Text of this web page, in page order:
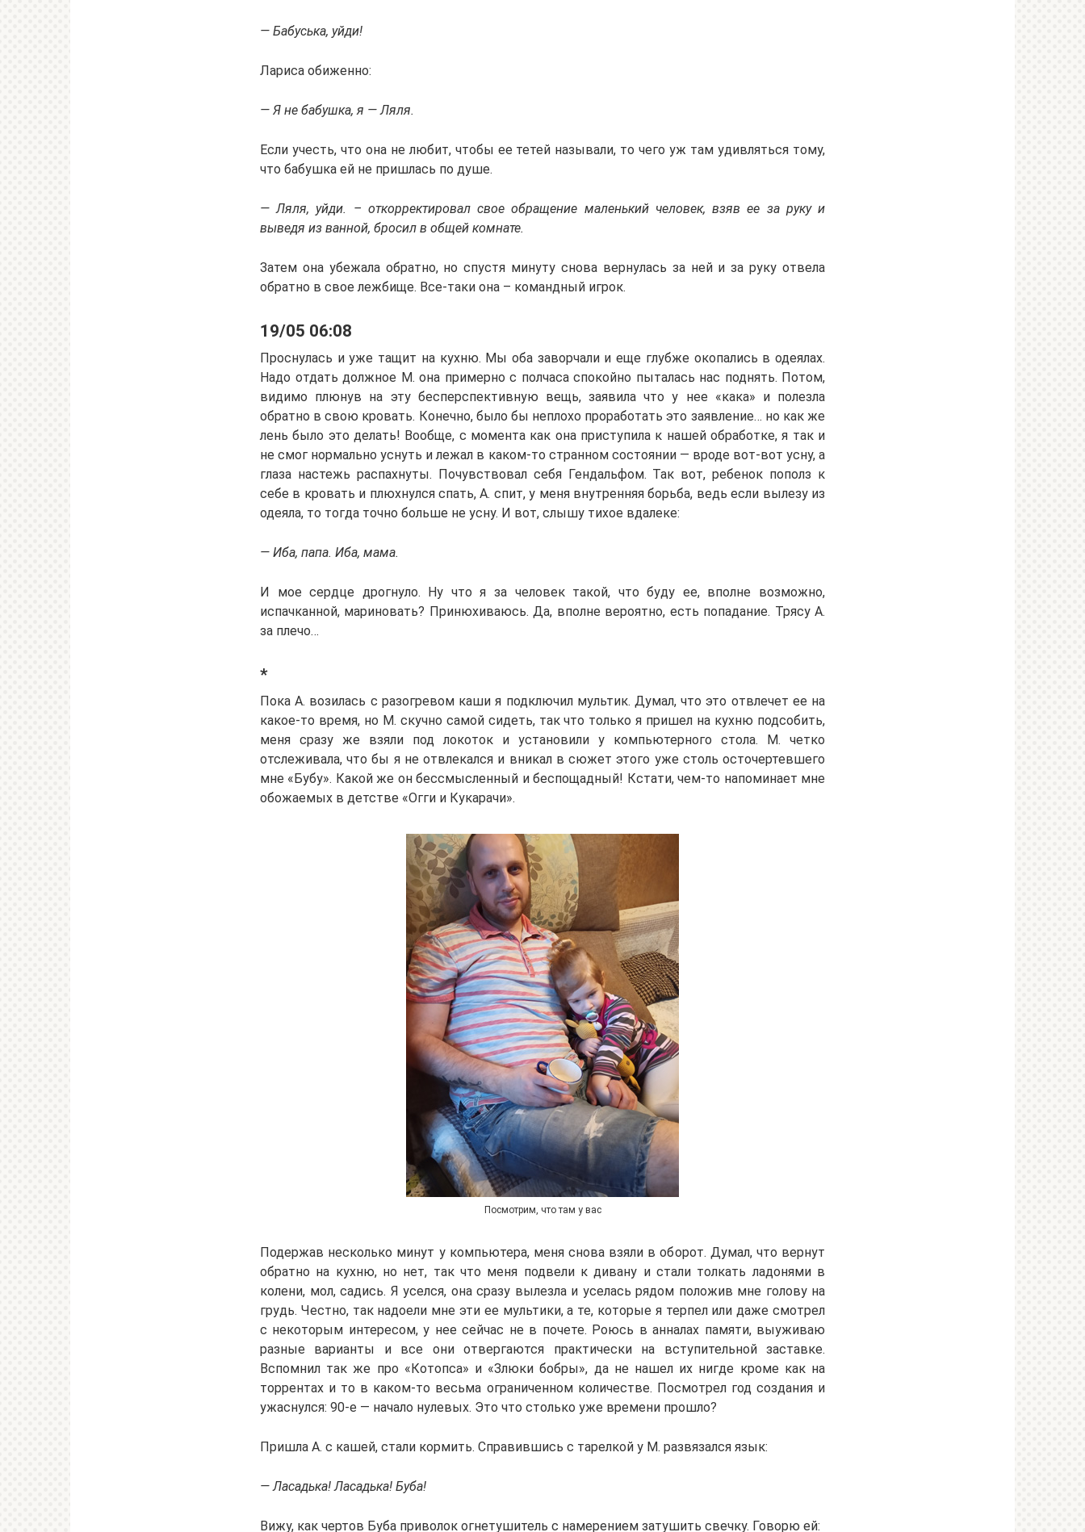
— Бабуська, уйди!
Лариса обиженно:
— Я не бабушка, я — Ляля.
Если учесть, что она не любит, чтобы ее тетей называли, то чего уж там удивляться тому,
что бабушка ей не пришлась по душе.
— Ляля, уйди. – откорректировал свое обращение маленький человек, взяв ее за руку и
выведя из ванной, бросил в общей комнате.
Затем она убежала обратно, но спустя минуту снова вернулась за ней и за руку отвела
обратно в свое лежбище. Все-таки она – командный игрок.
19/05 06:08
Проснулась и уже тащит на кухню. Мы оба заворчали и еще глубже окопались в одеялах.
Надо отдать должное М. она примерно с полчаса спокойно пыталась нас поднять. Потом,
видимо плюнув на эту бесперспективную вещь, заявила что у нее «кака» и полезла
обратно в свою кровать. Конечно, было бы неплохо проработать это заявление… но как же
лень было это делать! Вообще, с момента как она приступила к нашей обработке, я так и
не смог нормально уснуть и лежал в каком-то странном состоянии — вроде вот-вот усну, а
глаза настежь распахнуты. Почувствовал себя Гендальфом. Так вот, ребенок пополз к
себе в кровать и плюхнулся спать, А. спит, у меня внутренняя борьба, ведь если вылезу из
одеяла, то тогда точно больше не усну. И вот, слышу тихое вдалеке:
— Иба, папа. Иба, мама.
И мое сердце дрогнуло. Ну что я за человек такой, что буду ее, вполне возможно,
испачканной, мариновать? Принюхиваюсь. Да, вполне вероятно, есть попадание. Трясу А.
за плечо…
*
Пока А. возилась с разогревом каши я подключил мультик. Думал, что это отвлечет ее на
какое-то время, но М. скучно самой сидеть, так что только я пришел на кухню подсобить,
меня сразу же взяли под локоток и установили у компьютерного стола. М. четко
отслеживала, что бы я не отвлекался и вникал в сюжет этого уже столь осточертевшего
мне «Бубу». Какой же он бессмысленный и беспощадный! Кстати, чем-то напоминает мне
обожаемых в детстве «Огги и Кукарачи».
Посмотрим, что там у вас
Подержав несколько минут у компьютера, меня снова взяли в оборот. Думал, что вернут
обратно на кухню, но нет, так что меня подвели к дивану и стали толкать ладонями в
колени, мол, садись. Я уселся, она сразу вылезла и уселась рядом положив мне голову на
грудь. Честно, так надоели мне эти ее мультики, а те, которые я терпел или даже смотрел
с некоторым интересом, у нее сейчас не в почете. Роюсь в анналах памяти, выуживаю
разные варианты и все они отвергаются практически на вступительной заставке.
Вспомнил так же про «Котопса» и «Злюки бобры», да не нашел их нигде кроме как на
торрентах и то в каком-то весьма ограниченном количестве. Посмотрел год создания и
ужаснулся: 90-е — начало нулевых. Это что столько уже времени прошло?
Пришла А. с кашей, стали кормить. Справившись с тарелкой у М. развязался язык:
— Ласадька! Ласадька! Буба!
Вижу, как чертов Буба приволок огнетушитель с намерением затушить свечку. Говорю ей: